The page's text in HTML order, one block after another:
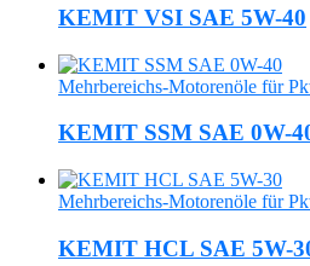
KEMIT VSI SAE 5W-40
Mehrbereichs-Motorenöle für
KEMIT SSM SAE 0W-
Mehrbereichs-Motorenöle für
KEMIT HCL SAE 5W-